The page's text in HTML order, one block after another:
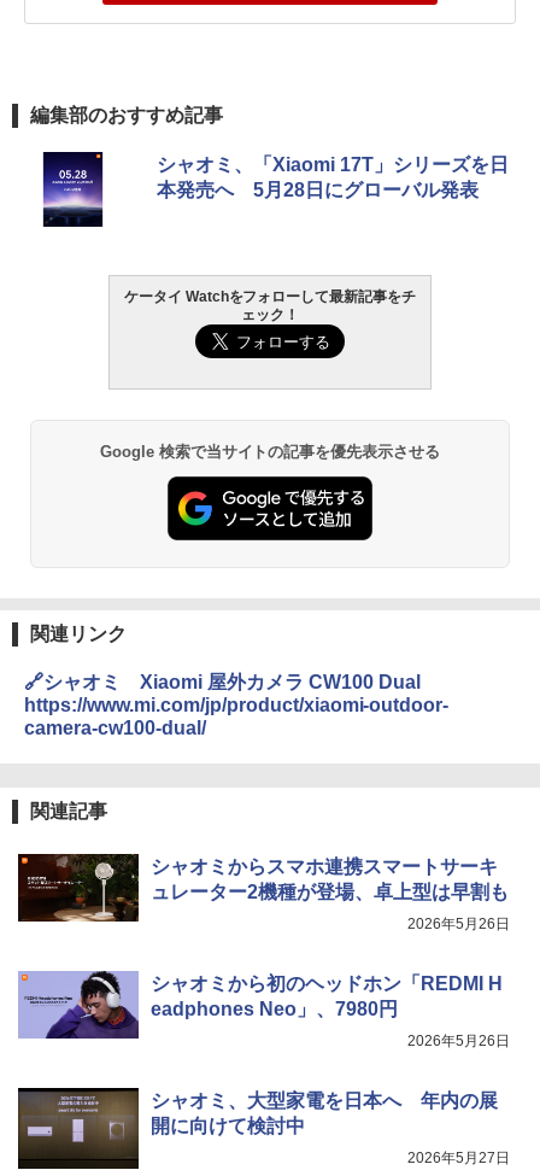
編集部のおすすめ記事
シャオミ、「Xiaomi 17T」シリーズを日
本発売へ 5月28日にグローバル発表
ケータイ Watchをフォローして最新記事をチ
ェック！
Google 検索で当サイトの記事を優先表示させる
関連リンク
🔗シャオミ Xiaomi 屋外カメラ CW100 Dual
https://www.mi.com/jp/product/xiaomi-outdoor-
camera-cw100-dual/
関連記事
シャオミからスマホ連携スマートサーキ
ュレーター2機種が登場、卓上型は早割も
2026年5月26日
シャオミから初のヘッドホン「REDMI H
eadphones Neo」、7980円
2026年5月26日
シャオミ、大型家電を日本へ 年内の展
開に向けて検討中
2026年5月27日